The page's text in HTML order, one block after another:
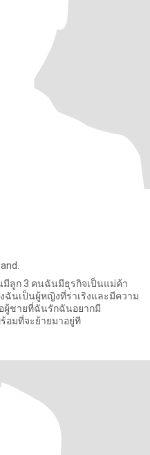
ลูก 3 คนฉันมีธุรกิจเป็นแม่ค้า
นเป็นผู้หญิงที่ร่าเริงและมีความ
ผู้ชายที่ฉันรักฉันอยากมี
อมที่จะย้ายมาอยู่ที